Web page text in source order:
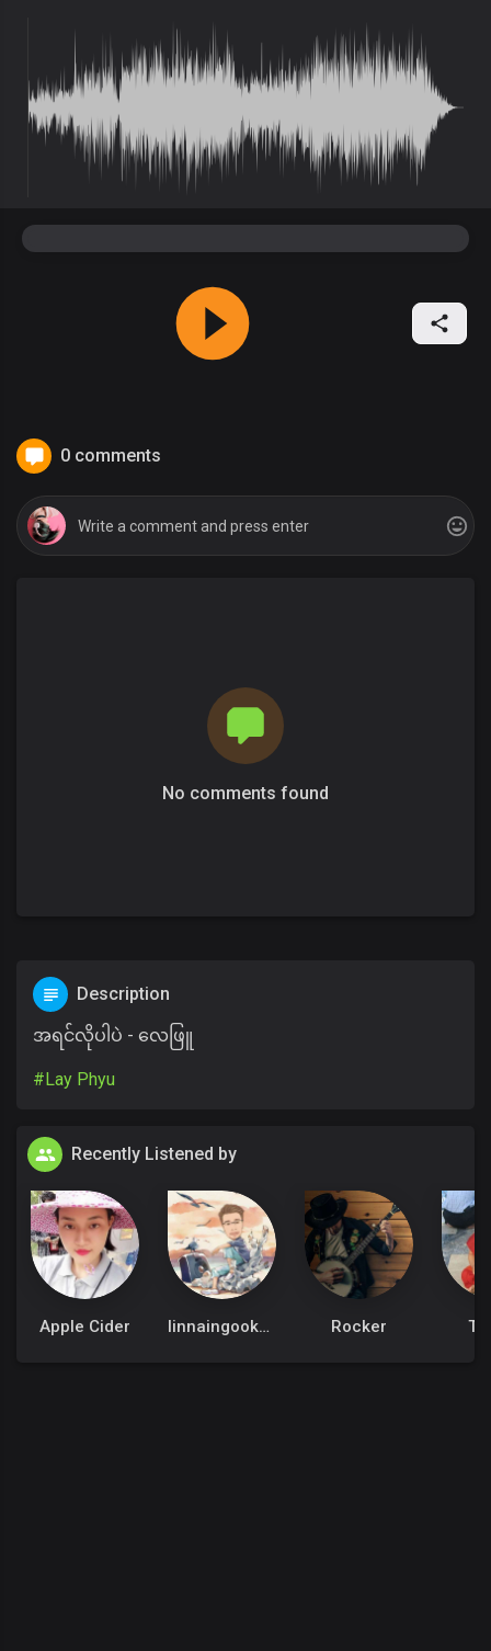
0 comments
No comments found
Description
အရင်လိုပါပဲ - လေဖြူ
#Lay Phyu
Recently Listened by
Apple Cider linnaingookkm Rocker